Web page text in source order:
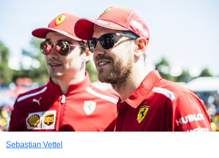
Sebastian Vettel